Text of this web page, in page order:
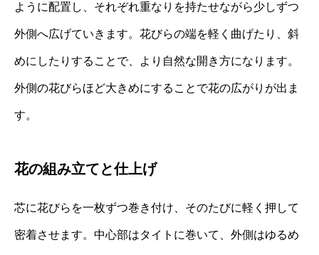
ように配置し、それぞれ重なりを持たせながら少しずつ
外側へ広げていきます。花びらの端を軽く曲げたり、斜
めにしたりすることで、より自然な開き方になります。
外側の花びらほど大きめにすることで花の広がりが出ま
す。
花の組み立てと仕上げ
芯に花びらを一枚ずつ巻き付け、そのたびに軽く押して
密着させます。中心部はタイトに巻いて、外側はゆるめ